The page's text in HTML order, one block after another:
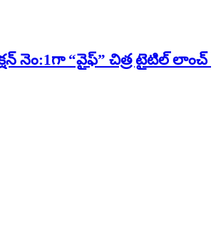
నెం:1గా “వైఫ్” చిత్ర టైటిల్ లాంచ్